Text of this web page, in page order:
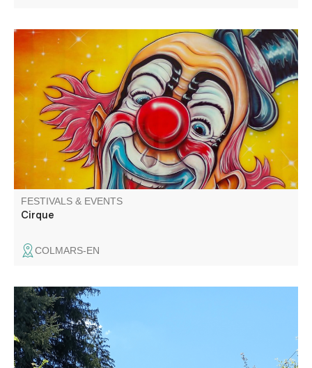
Venez applaudir les artistes, les clowns et autres
funambules.
FESTIVALS & EVENTS
Cirque
COLMARS-EN
A stroll to discover this resort and the secret corners that
delighted the first holidaymakers at the very beginning of
the 20th century.